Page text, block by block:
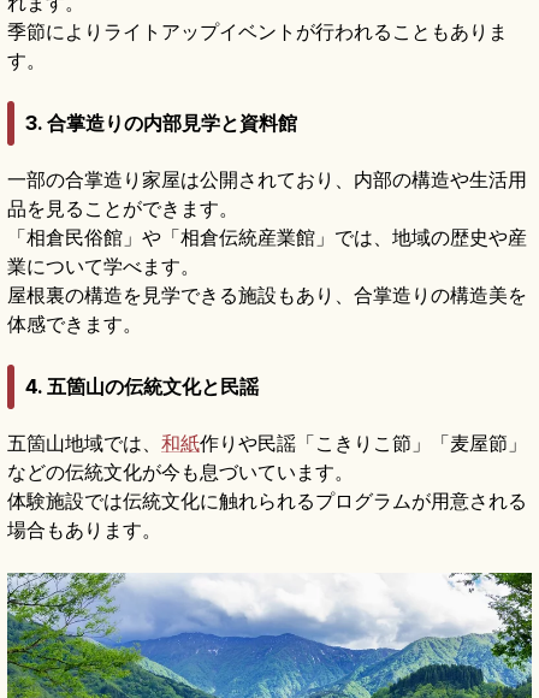
季節によりライトアップイベントが行われることもありま
す。
3. 合掌造りの内部見学と資料館
一部の合掌造り家屋は公開されており、内部の構造や生活用
品を見ることができます。
「相倉民俗館」や「相倉伝統産業館」では、地域の歴史や産
業について学べます。
屋根裏の構造を見学できる施設もあり、合掌造りの構造美を
体感できます。
4. 五箇山の伝統文化と民謡
五箇山地域では、 和紙作りや民謡「こきりこ節」「麦屋節」
などの伝統文化が今も息づいています。
体験施設では伝統文化に触れられるプログラムが用意される
場合もあります。